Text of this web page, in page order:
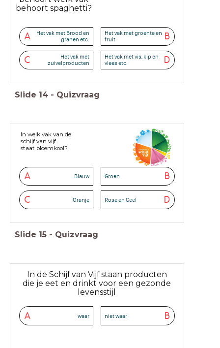
behoort spaghetti?
A
Het vak met Brood en
granen etc.
B
Het vak met groente en
fruit
C
Het vak met
zuivelproducten
D
Het vak met vis, kip en
vlees etc.
Slide 14 - Quizvraag
In welk vak van de
schijf van vijf
staat bloemkool?
A Blauw B
Groen
C Oranje D
Rose en Geel
Slide 15 - Quizvraag
In de Schijf van Vijf staan producten
die je eet en drinkt voor een gezonde
levensstijl
A waar B
niet waar